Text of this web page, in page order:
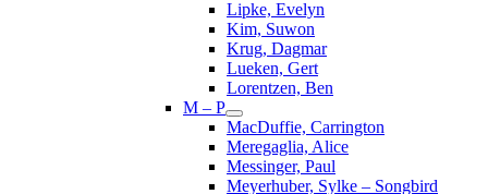
Lipke, Evelyn
Kim, Suwon
Krug, Dagmar
Lueken, Gert
Lorentzen, Ben
M – P
MacDuffie, Carrington
Meregaglia, Alice
Messinger, Paul
Meyerhuber, Sylke – Songbird